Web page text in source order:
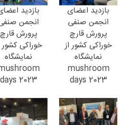
بازدید اعضای
انجمن صنفی
پرورش قارچ
خوراکی کشور از
نمایشگاه
mushroom
days 2023
بازدید
انجمن
پرورش قارچ
خوراکی کشور
نمایشگاه
days 2023